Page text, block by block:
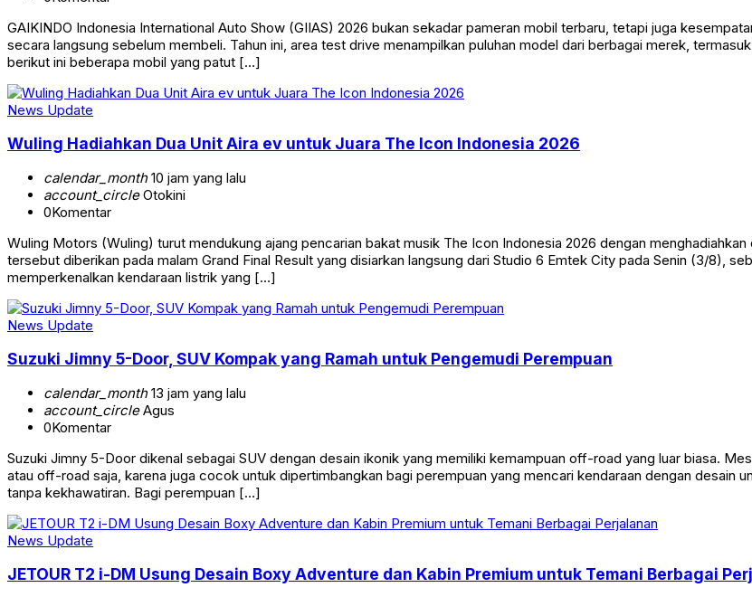
GAIKINDO Indonesia International Auto Show (GIIAS) 2026 bukan sekadar pameran mobil terbaru, tetapi juga
secara langsung sebelum membeli. Tahun ini, area test drive menampilkan puluhan model dari berbagai merek,
berikut ini beberapa mobil yang patut […]
News Update
Wuling Hadiahkan Dua Unit Aira ev untuk Juara The Icon Indonesia 2026
calendar_month10 jam yang lalu
account_circleOtokini
0Komentar
Wuling Motors (Wuling) turut mendukung ajang pencarian bakat musik The Icon Indonesia 2026 dengan
tersebut diberikan pada malam Grand Final Result yang disiarkan langsung dari Studio 6 Emtek City pada Senin (3/8),
memperkenalkan kendaraan listrik yang […]
News Update
Suzuki Jimny 5-Door, SUV Kompak yang Ramah untuk Pengemudi Perempuan
calendar_month13 jam yang lalu
account_circleAgus
0Komentar
Suzuki Jimny 5-Door dikenal sebagai SUV dengan desain ikonik yang memiliki kemampuan off-road yang luar biasa.
atau off-road saja, karena juga cocok untuk dipertimbangkan bagi perempuan yang mencari kendaraan dengan desain
tanpa kekhawatiran. Bagi perempuan […]
News Update
JETOUR T2 i-DM Usung Desain Boxy Adventure dan Kabin Premium untuk Temani Berbagai